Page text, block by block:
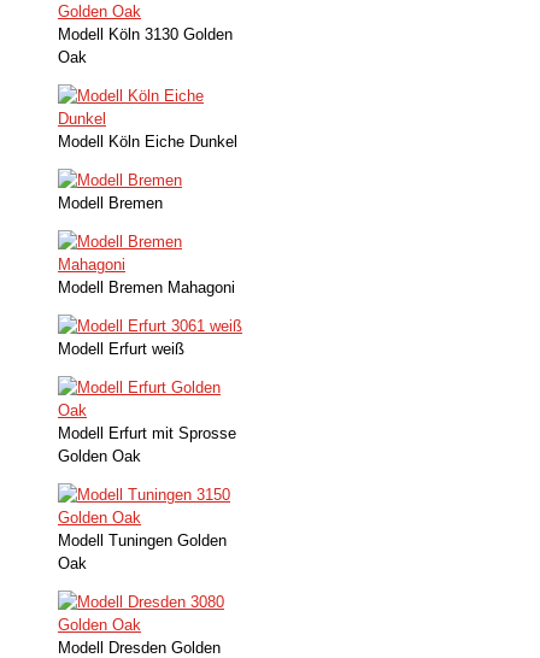
Modell Köln 3130 Golden
Oak
Modell Köln Eiche Dunkel
Modell Bremen
Modell Bremen Mahagoni
Modell Erfurt weiß
Modell Erfurt mit Sprosse
Golden Oak
Modell Tuningen Golden
Oak
Modell Dresden Golden